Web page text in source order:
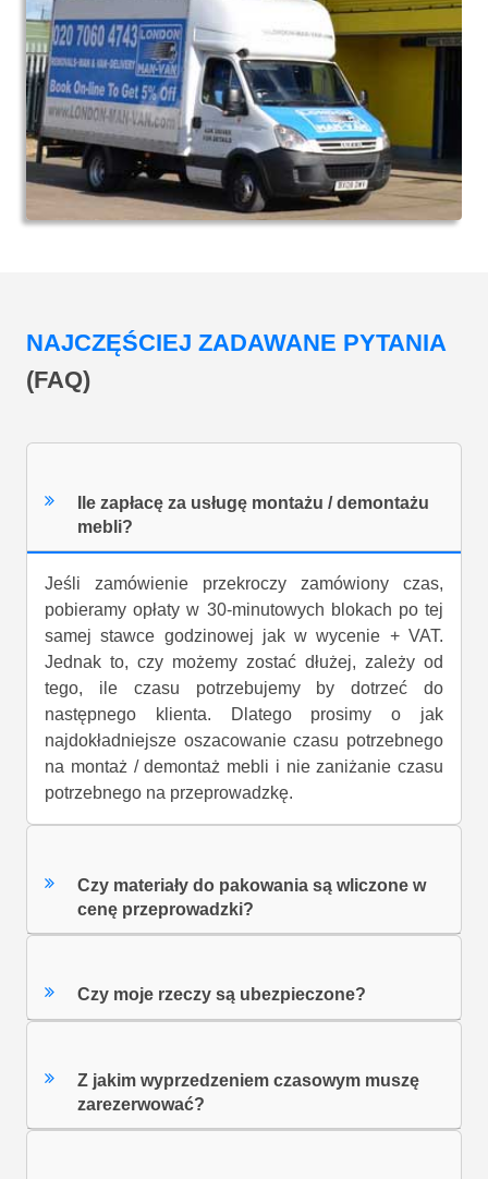
NAJCZĘŚCIEJ ZADAWANE PYTANIA
(FAQ)
Ile zapłacę za usługę montażu / demontażu
mebli?
Jeśli zamówienie przekroczy zamówiony czas,
pobieramy opłaty w 30-minutowych blokach po tej
samej stawce godzinowej jak w wycenie + VAT.
Jednak to, czy możemy zostać dłużej, zależy od
tego, ile czasu potrzebujemy by dotrzeć do
następnego klienta. Dlatego prosimy o jak
najdokładniejsze oszacowanie czasu potrzebnego
na montaż / demontaż mebli i nie zaniżanie czasu
potrzebnego na przeprowadzkę.
Czy materiały do pakowania są wliczone w
cenę przeprowadzki?
Czy moje rzeczy są ubezpieczone?
Z jakim wyprzedzeniem czasowym muszę
zarezerwować?